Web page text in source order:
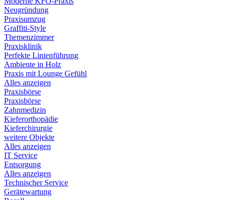
Neugründung
Praxisumzug
Graffiti-Style
Themenzimmer
Praxisklinik
Perfekte Linienführung
Ambiente in Holz
Praxis mit Lounge Gefühl
Alles anzeigen
Praxisbörse
Praxisbörse
Zahnmedizin
Kieferorthopädie
Kieferchirurgie
weitere Objekte
Alles anzeigen
IT Service
Entsorgung
Alles anzeigen
Technischer Service
Gerätewartung